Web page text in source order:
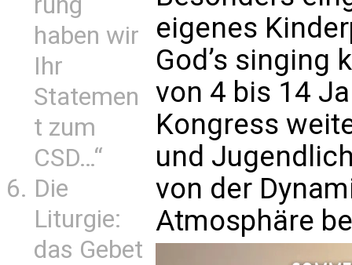
haben wir
Ihr
Statemen
t zum
CSD…“
Die
Liturgie:
das Gebet
eigenes
God’s singing
von 4 bis 14
Kongress
und
von der
Atmosphäre